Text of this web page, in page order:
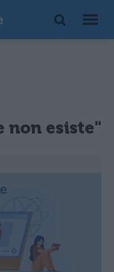
non esiste"